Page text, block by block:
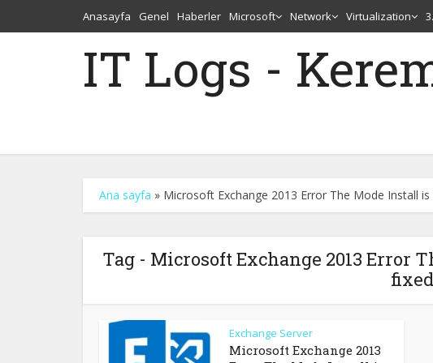
Anasayfa Genel Haberler Microsoft Network Virtualization
IT Logs -
Ana sayfa » Microsoft Exchange 2013 Error The Mode Install
Tag - Microsoft Exchange 2013 Error
fixed
Exchange Server
Microsoft Exchange 2013